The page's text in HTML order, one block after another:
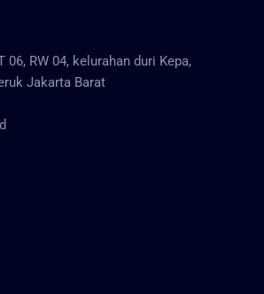
06, RW 04, kelurahan duri Kepa,
Jakarta Barat